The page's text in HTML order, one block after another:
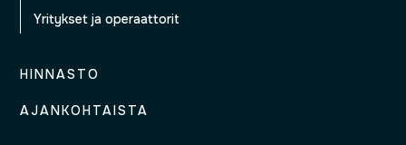
Yritykset ja operaattorit
HINNASTO
AJANKOHTAISTA